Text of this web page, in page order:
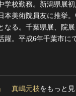
学校勤務。新潟県展初
本美術院員友に推挙。
なる。千葉県展、院
。平成6年千葉市に
真嶋元枝をもっと見